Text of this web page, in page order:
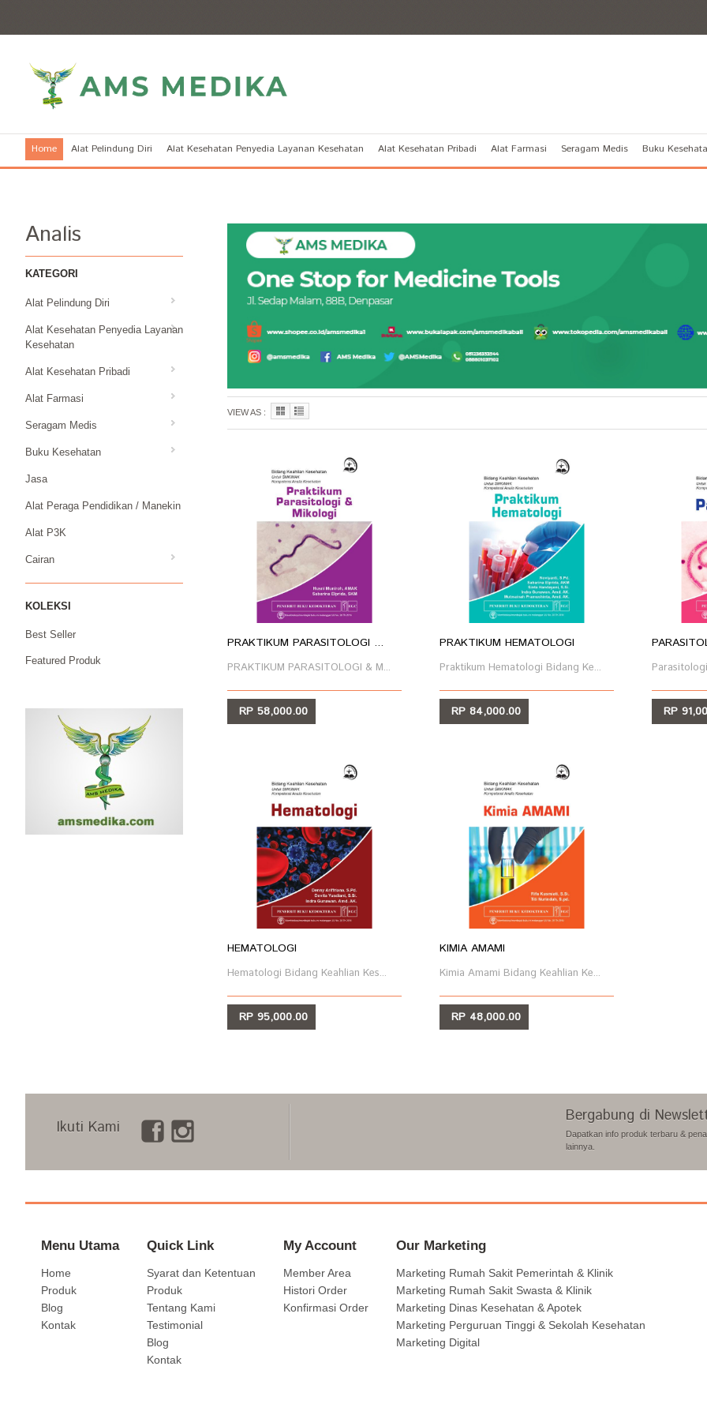
Home Alat Pelindung Diri Alat Kesehatan Penyedia Layanan Kesehatan Alat Kesehatan Pribadi Alat Farmasi Seragam Medis Buku
Analis
KATEGORI
Alat Pelindung Diri
Alat Kesehatan Penyedia Layanan
Kesehatan
Alat Kesehatan Pribadi
Alat Farmasi
Seragam Medis
Buku Kesehatan
Jasa
Alat Peraga Pendidikan / Manekin
Alat P3K
Cairan
KOLEKSI
Best Seller
Featured Produk
VIEW AS :
PRAKTIKUM PARASITOLOGI ...
PRAKTIKUM PARASITOLOGI & M...
RP 58,000.00
PRAKTIKUM HEMATOLOGI
Praktikum Hematologi Bidang Ke...
RP 84,000.00 RP
HEMATOLOGI
Hematologi Bidang Keahlian Kes...
RP 95,000.00
KIMIA AMAMI
Kimia Amami Bidang Keahlian Ke...
RP 48,000.00
Ikuti Kami
Bergabung di
Dapatkan info produk terbaru &
lainnya.
Menu Utama
Home
Produk
Blog
Kontak
Quick Link
Syarat dan Ketentuan
Produk
Tentang Kami
Testimonial
Blog
Kontak
My Account
Member Area
Histori Order
Konfirmasi Order
Our Marketing
Marketing Rumah Sakit Pemerintah & Klinik
Marketing Rumah Sakit Swasta & Klinik
Marketing Dinas Kesehatan & Apotek
Marketing Perguruan Tinggi & Sekolah Kesehatan
Marketing Digital